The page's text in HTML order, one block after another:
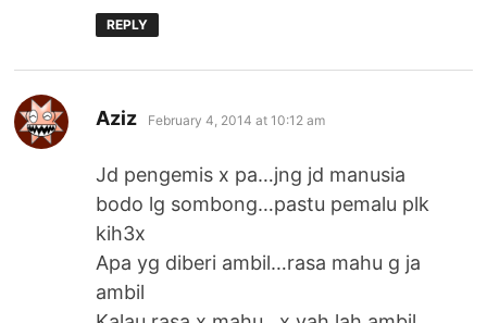
REPLY
Aziz says:
February 4, 2014 at 10:12 am
Jd pengemis x pa…jng jd manusia
bodo lg sombong…pastu pemalu plk
kih3x
Apa yg diberi ambil…rasa mahu g ja
ambil